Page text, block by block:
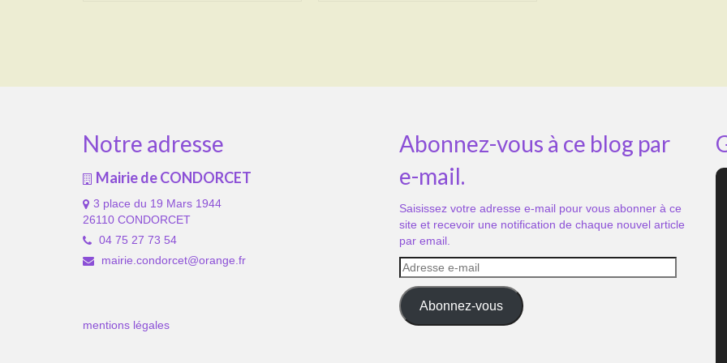
Notre adresse
Mairie de CONDORCET
3 place du 19 Mars 1944
26110 CONDORCET
04 75 27 73 54
mairie.condorcet@orange.fr
mentions légales
Abonnez-vous à ce blog par
e-mail.
Saisissez votre adresse e-mail pour vous abonner à ce
site et recevoir une notification de chaque nouvel article
par email.
Adresse
e-
mail
Abonnez-vous